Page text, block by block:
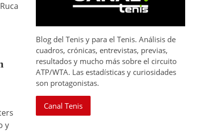
y
Blog del Tenis y para el Tenis. Análisis de
cuadros, crónicas, entrevistas, previas,
resultados y mucho más sobre el circuito
ATP/WTA. Las estadísticas y curiosidades
son protagonistas.
Canal Tenis